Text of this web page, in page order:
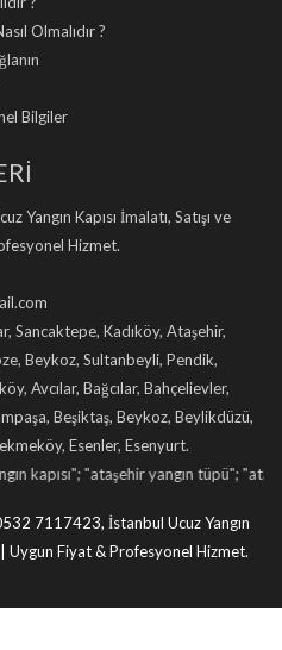
Olmalıdır ?
Bilgiler
Kapısı İmalatı, Satışı ve
Hizmet.
Sancaktepe, Kadıköy, Ataşehir,
Beykoz, Sultanbeyli, Pendik,
Avcılar, Bağcılar, Bahçelievler,
Beşiktaş, Beykoz, Beylikdüzü,
Esenler, Esenyurt.
"; "ataşehir yangın tüpü"; "ataşehir
7117423, İstanbul Ucuz Yangın
| Uygun Fiyat & Profesyonel Hizmet.